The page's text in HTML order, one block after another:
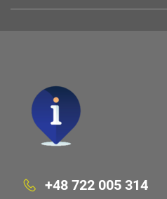
+48 722 005 314